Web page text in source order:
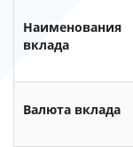
Наименования
вклада
Валюта вклада